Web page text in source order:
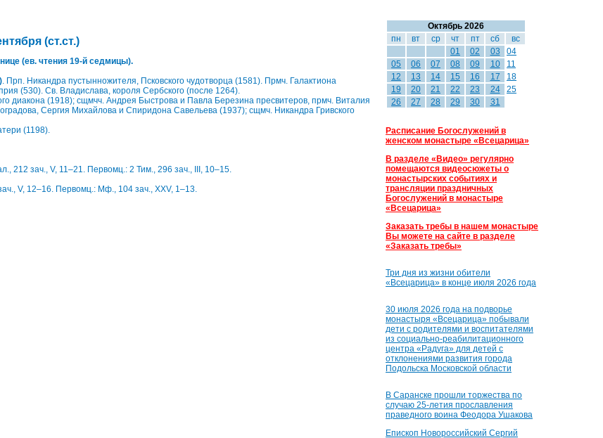
(ст.ст.)
(ев. чтения 19-й седмицы).
. Прп. Никандра пустынножителя, Псковского чудотворца (1581). Прмч. Галактиона
(530). Св. Владислава, короля Сербского (после 1264).
диакона (1918); сщмчч. Андрея Быстрова и Павла Березина пресвитеров, прмч. Виталия
Сергия Михайлова и Спиридона Савельева (1937); сщмч. Никандра Гривского
(1198).
212 зач., V, 11–21. Первомц.: 2 Тим., 296 зач., III, 10–15.
V, 12–16. Первомц.: Мф., 104 зач., XXV, 1–13.
Октябрь 2026
пн
вт ср чт пт сб
вс
01
02 03
04
05
06 07 08 09 10
11
12
13 14 15 16 17
18
19
20 21 22 23 24
25
26
27 28 29 30 31
Расписание Богослужений в
женском монастыре «Всецарица»
В разделе «Видео» регулярно
помещаются видеосюжеты о
монастырских событиях и
трансляции праздничных
Богослужений в монастыре
«Всецарица»
Заказать требы в нашем монастыре
Вы можете на сайте в разделе
«Заказать требы»
Три дня из жизни обители
«Всецарица» в конце июля 2026 года
30 июля 2026 года на подворье
монастыря «Всецарица» побывали
дети с родителями и воспитателями
из социально-реабилитационного
центра «Радуга» для детей с
отклонениями развития города
Подольска Московской области
В Саранске прошли торжества по
случаю 25-летия прославления
праведного воина Феодора Ушакова
Епископ Новороссийский Сергий